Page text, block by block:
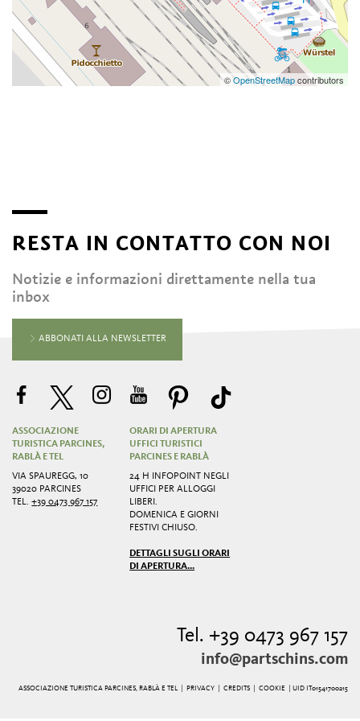
©OpenStreetMapcontributors
RESTA IN CONTATTO CON NOI
Notizie e informazioni direttamente nella tua
inbox
ABBONATI ALLA NEWSLETTER
ASSOCIAZIONE
TURISTICA PARCINES,
RABLÀ E TEL
VIA SPAUREGG, 10
39020 PARCINES
TEL.+39 0473 967 157
ORARI DI APERTURA
UFFICI TURISTICI
PARCINES E RABLÀ
24 H INFOPOINT NEGLI
UFFICI PER ALLOGGI
LIBERI.
DOMENICA E GIORNI
FESTIVI CHIUSO.
DETTAGLI SUGLI ORARI
DI APERTURA...
Tel. +39 0473 967 157
info@partschins.com
ASSOCIAZIONE TURISTICA PARCINES, RABLÀ E TEL | PRIVACY| CREDITS| COOKIE | UID IT01541700215